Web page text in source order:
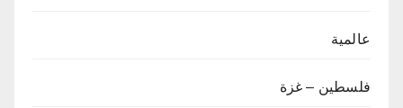
عالمية
فلسطين – غزة